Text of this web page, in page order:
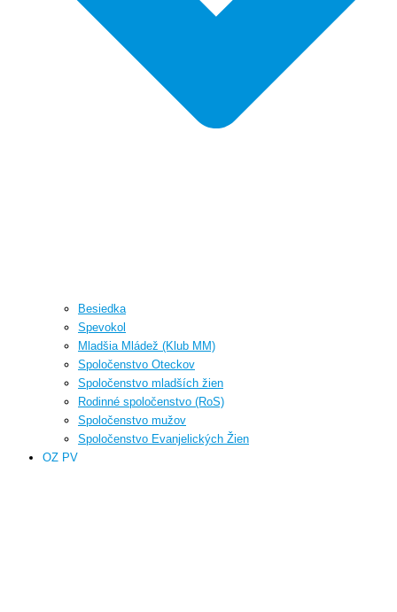
Besiedka
Spevokol
Mladšia Mládež (Klub MM)
Spoločenstvo Oteckov
Spoločenstvo mladších žien
Rodinné spoločenstvo (RoS)
Spoločenstvo mužov
Spoločenstvo Evanjelických Žien
OZ PV